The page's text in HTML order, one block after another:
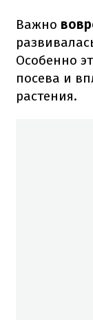
Важно
Особенно
посева и
растения.